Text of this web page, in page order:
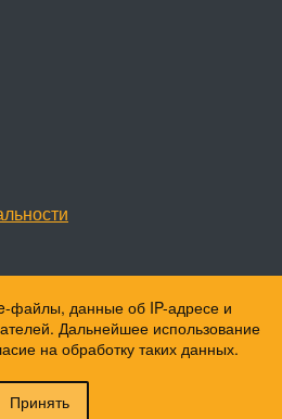
Ваши охранные системы, 2026
файлы, данные об IP-адресе и
Дальнейшее использование
на обработку таких данных.
Принять